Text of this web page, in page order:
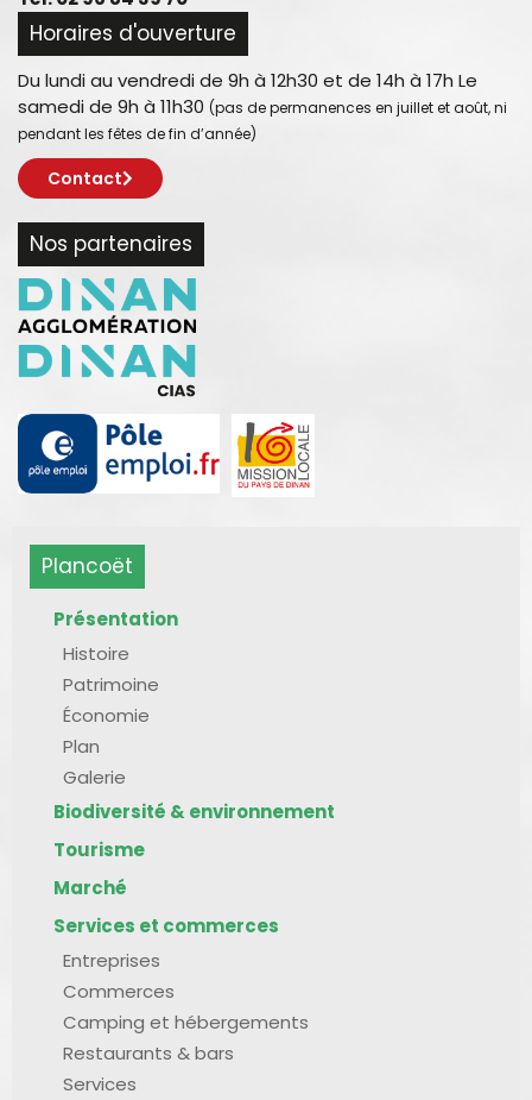
Horaires d'ouverture
Du lundi au vendredi de 9h à 12h30 et de 14h à 17h Le
samedi de 9h à 11h30 (pas de permanences en juillet et août, ni
pendant les fêtes de fin d’année)
Contact
Nos partenaires
Plancoët
Présentation
Histoire
Patrimoine
Économie
Plan
Galerie
Biodiversité & environnement
Tourisme
Marché
Services et commerces
Entreprises
Commerces
Camping et hébergements
Restaurants & bars
Services